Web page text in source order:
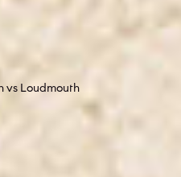
vs Loudmouth